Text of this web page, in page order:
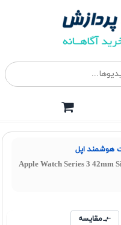
هوشمند اپل
Apple Watch Series 3 42mm
مقایسه